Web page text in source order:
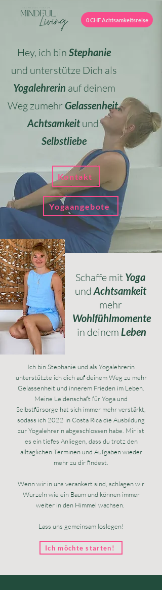
Kontakt
Hey, ich bin Stephanie
und unterstütze Dich als
Yogalehrerin aufdeinem
Weg zumehrGelassenheit,
Achtsamkeitund
Selbstliebe
0 CHF Achtsamkeitsreise
Yogaangebote
Schaffe mit Yoga
undAchtsamkeit
mehr
Wohlfühlmomente
in deinem Leben
Ich bin Stephanie und als Yogalehrerin
unterstützte ich dich auf deinem Weg zu mehr
Gelassenheit und innerem Frieden im Leben.
Meine Leidenschaft für Yoga und
Selbstfürsorge hat sich immer mehr verstärkt,
sodass ich 2022 in Costa Rica die Ausbildung
zur Yogalehrerin abgeschlossen habe. Mir ist
es ein tiefes Anliegen, dass du trotz den
alltäglichen Terminen und Aufgaben wieder
mehr zu dir findest.
Wenn wir in uns verankert sind, schlagen wir
Wurzeln wie ein Baum und können immer
weiter in den Himmel wachsen.
Lass uns gemeinsam loslegen!
Ich möchte starten!